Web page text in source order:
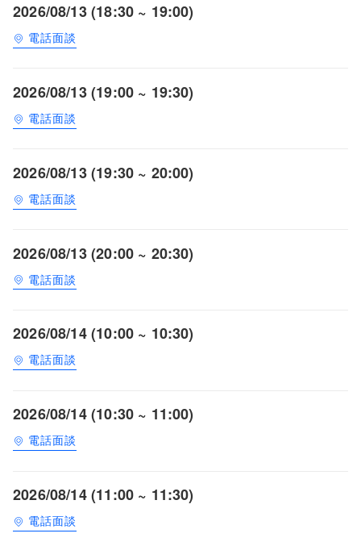
2026/08/13 (18:30 ~ 19:00)
電話面談
2026/08/13 (19:00 ~ 19:30)
電話面談
2026/08/13 (19:30 ~ 20:00)
電話面談
2026/08/13 (20:00 ~ 20:30)
電話面談
2026/08/14 (10:00 ~ 10:30)
電話面談
2026/08/14 (10:30 ~ 11:00)
電話面談
2026/08/14 (11:00 ~ 11:30)
電話面談